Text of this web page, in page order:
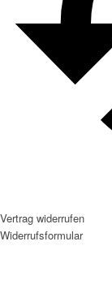
Vertrag widerrufen
Widerrufsformular